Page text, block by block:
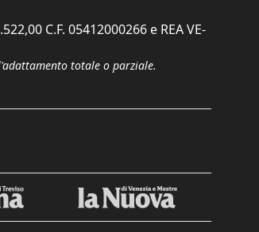
C.F. 05412000266 e REA VE-
totale o parziale.